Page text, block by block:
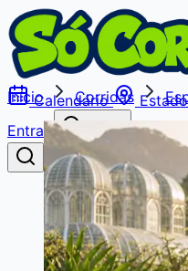
Calendário
Entrar
Buscar
Início Corridas